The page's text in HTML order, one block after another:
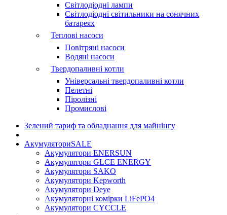
Світлодіодні лампи
Світлодіодні світильники на сонячних
батареях
Теплові насоси
Повітряні насоси
Водяні насоси
Твердопаливні котли
Універсальні твердопаливні котли
Пелетні
Піролізні
Промислові
Зелений тариф та обладнання для майнінгу
АкумуляториSALE
Акумулятори ENERSUN
Акумулятори GLCE ENERGY
Акумулятори SAKO
Акумулятори Kepworth
Акумулятори Deye
Акумуляторні комірки LiFePO4
Акумулятори CYCCLE